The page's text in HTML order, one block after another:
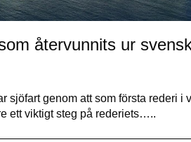
återvunnits ur
sjöfart genom att som första rederi i
ett viktigt steg på rederiets…..